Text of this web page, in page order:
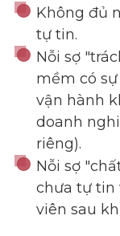
Không đủ
tự tin.
Nỗi sợ
mềm có
vận hành
doanh
riêng).
Nỗi sợ
chưa tự tin
viên sau